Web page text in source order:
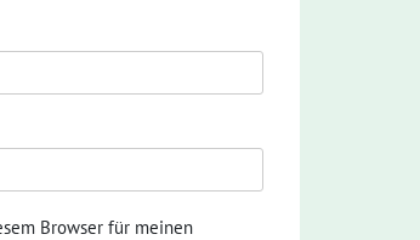
Browser für meinen